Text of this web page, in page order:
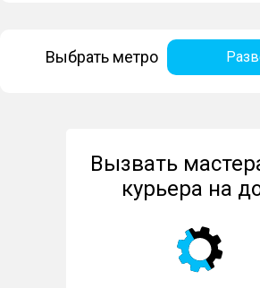
Выбрать метро
Вызвать
курьера на